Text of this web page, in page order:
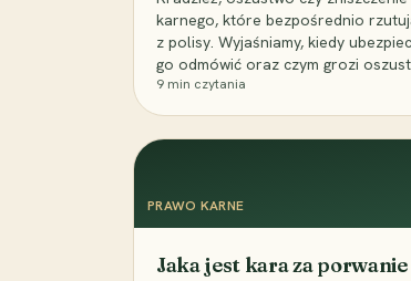
karnego, które bezpośrednio
z polisy. Wyjaśniamy, kiedy
go odmówić oraz czym grozi
9 min czytania
PRAWO KARNE
Jaka jest kara za